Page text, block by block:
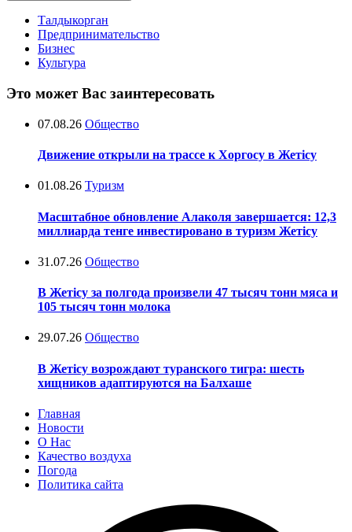
Талдыкорган
Предпринимательство
Бизнес
Культура
Это может Вас заинтересовать
07.08.26 Общество
Движение открыли на трассе к Хоргосу в Жетісу
01.08.26 Туризм
Масштабное обновление Алаколя завершается: 12,3
миллиарда тенге инвестировано в туризм Жетісу
31.07.26 Общество
В Жетісу за полгода произвели 47 тысяч тонн мяса и
105 тысяч тонн молока
29.07.26 Общество
В Жетісу возрождают туранского тигра: шесть
хищников адаптируются на Балхаше
Главная
Новости
О Нас
Качество воздуха
Погода
Политика сайта